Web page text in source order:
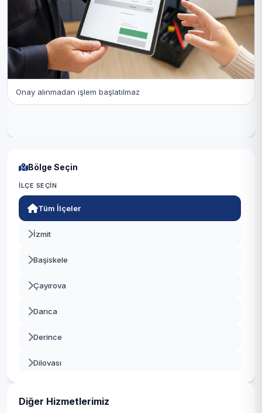
Onay alınmadan işlem başlatılmaz
Bölge Seçin
İLÇE SEÇIN
Tüm İlçeler
İzmit
Başiskele
Çayırova
Darıca
Derince
Dilovası
Diğer Hizmetlerimiz